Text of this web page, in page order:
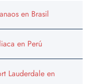
en Brasil
en Perú
Lauderdale en